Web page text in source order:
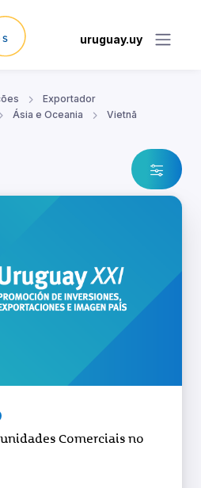
uruguay.uy
Exportador
Ásia e Oceania
Vietnã
Comerciais no